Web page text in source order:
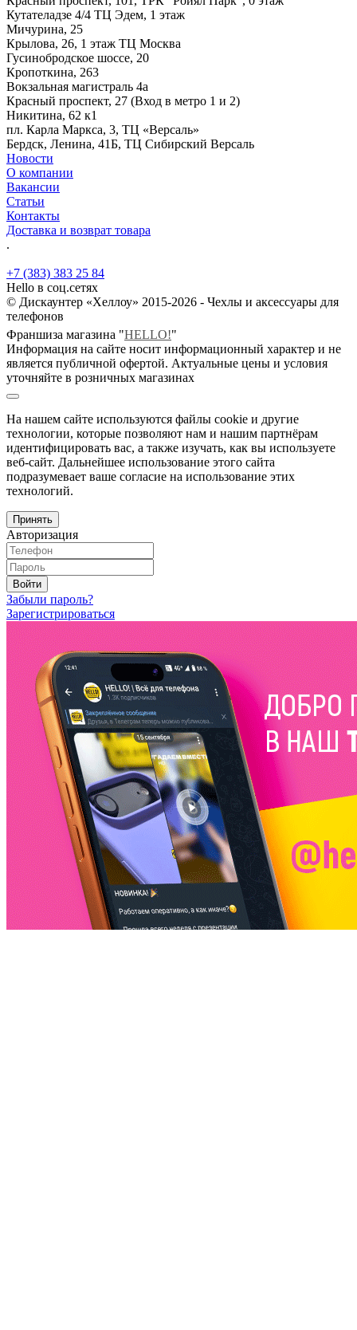
Кутателадзе 4/4 ТЦ Эдем, 1 этаж
Мичурина, 25
Крылова, 26, 1 этаж ТЦ Москва
Гусинобродское шоссе, 20
Кропоткина, 263
Вокзальная магистраль 4а
Красный проспект, 27 (Вход в метро 1 и 2)
Никитина, 62 к1
пл. Карла Маркса, 3, ТЦ «Версаль»
Бердск, Ленина, 41Б, ТЦ Сибирский Версаль
Новости
О компании
Вакансии
Статьи
Контакты
Доставка и возврат товара
.
+7 (383) 383 25 84
Hello в соц.сетях
© Дискаунтер «Хеллоу» 2015-2026 - Чехлы и аксессуары для
телефонов
Франшиза магазина "HELLO!"
Информация на сайте носит информационный характер и не
является публичной офертой. Актуальные цены и условия
уточняйте в розничных магазинах
На нашем сайте используются файлы cookie и другие
технологии, которые позволяют нам и нашим партнёрам
идентифицировать вас, а также изучать, как вы используете
веб-сайт. Дальнейшее использование этого сайта
подразумевает ваше согласие на использование этих
технологий.
Принять
Авторизация
Войти
Забыли пароль?
Зарегистрироваться